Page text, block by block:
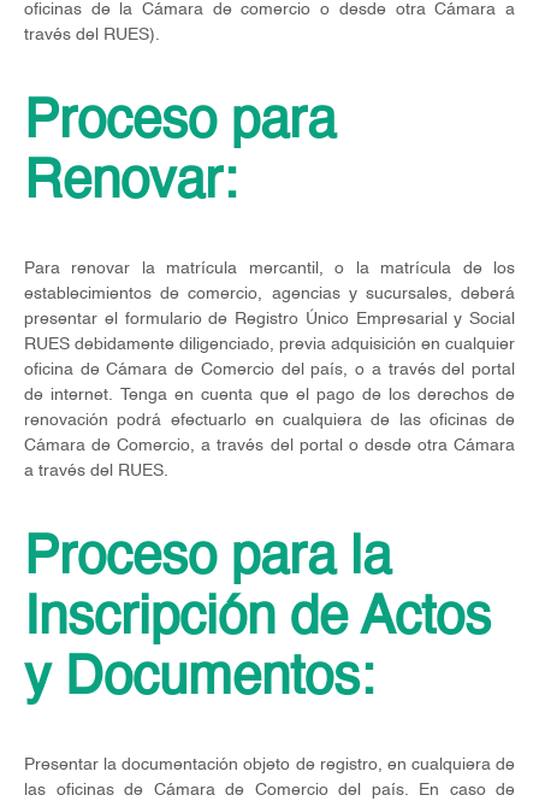
oficinas de la Cámara de comercio o desde otra Cámara a
través del RUES).
Proceso para
Renovar:
Para renovar la matrícula mercantil, o la matrícula de los
establecimientos de comercio, agencias y sucursales, deberá
presentar el formulario de Registro Único Empresarial y Social
RUES debidamente diligenciado, previa adquisición en cualquier
oficina de Cámara de Comercio del país, o a través del portal
de internet. Tenga en cuenta que el pago de los derechos de
renovación podrá efectuarlo en cualquiera de las oficinas de
Cámara de Comercio, a través del portal o desde otra Cámara
a través del RUES.
Proceso para la
Inscripción de Actos
y Documentos:
Presentar la documentación objeto de registro, en cualquiera de
las oficinas de Cámara de Comercio del país. En caso de